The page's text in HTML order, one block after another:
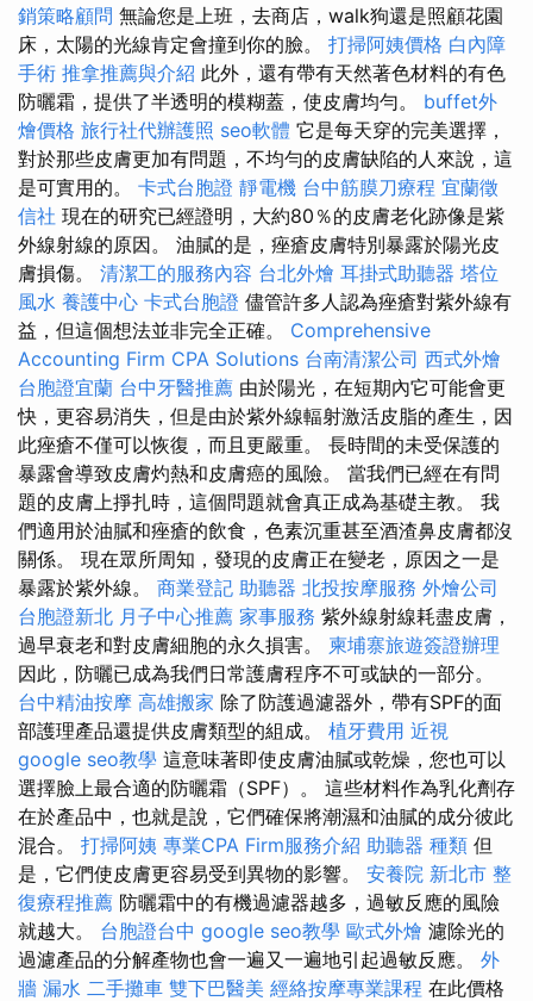
銷策略顧問 無論您是上班，去商店，walk狗還是照顧花園
床，太陽的光線肯定會撞到你的臉。 打掃阿姨價格 白內障
手術 推拿推薦與介紹 此外，還有帶有天然著色材料的有色
防曬霜，提供了半透明的模糊蓋，使皮膚均勻。 buffet外
燴價格 旅行社代辦護照 seo軟體 它是每天穿的完美選擇，
對於那些皮膚更加有問題，不均勻的皮膚缺陷的人來說，這
是可實用的。 卡式台胞證 靜電機 台中筋膜刀療程 宜蘭徵
信社 現在的研究已經證明，大約80％的皮膚老化跡像是紫
外線射線的原因。 油膩的是，痤瘡皮膚特別暴露於陽光皮
膚損傷。 清潔工的服務內容 台北外燴 耳掛式助聽器 塔位
風水 養護中心 卡式台胞證 儘管許多人認為痤瘡對紫外線有
益，但這個想法並非完全正確。 Comprehensive
Accounting Firm CPA Solutions 台南清潔公司 西式外燴
台胞證宜蘭 台中牙醫推薦 由於陽光，在短期內它可能會更
快，更容易消失，但是由於紫外線輻射激活皮脂的產生，因
此痤瘡不僅可以恢復，而且更嚴重。 長時間的未受保護的
暴露會導致皮膚灼熱和皮膚癌的風險。 當我們已經在有問
題的皮膚上掙扎時，這個問題就會真正成為基礎主教。 我
們適用於油膩和痤瘡的飲食，色素沉重甚至酒渣鼻皮膚都沒
關係。 現在眾所周知，發現的皮膚正在變老，原因之一是
暴露於紫外線。 商業登記 助聽器 北投按摩服務 外燴公司
台胞證新北 月子中心推薦 家事服務 紫外線射線耗盡皮膚，
過早衰老和對皮膚細胞的永久損害。 柬埔寨旅遊簽證辦理
因此，防曬已成為我們日常護膚程序不可或缺的一部分。
台中精油按摩 高雄搬家 除了防護過濾器外，帶有SPF的面
部護理產品還提供皮膚類型的組成。 植牙費用 近視
google seo教學 這意味著即使皮膚油膩或乾燥，您也可以
選擇臉上最合適的防曬霜（SPF）。 這些材料作為乳化劑存
在於產品中，也就是說，它們確保將潮濕和油膩的成分彼此
混合。 打掃阿姨 專業CPA Firm服務介紹 助聽器 種類 但
是，它們使皮膚更容易受到異物的影響。 安養院 新北市 整
復療程推薦 防曬霜中的有機過濾器越多，過敏反應的風險
就越大。 台胞證台中 google seo教學 歐式外燴 濾除光的
過濾產品的分解產物也會一遍又一遍地引起過敏反應。 外
牆 漏水 二手攤車 雙下巴醫美 經絡按摩專業課程 在此價格